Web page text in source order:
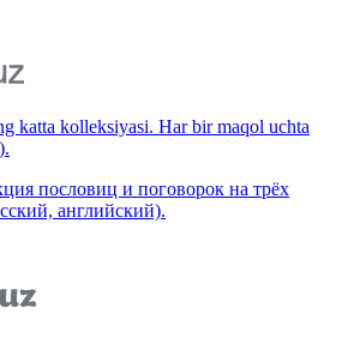
katta kolleksiyasi. Har bir maqol uchta
пословиц и поговорок на трёх
английский).